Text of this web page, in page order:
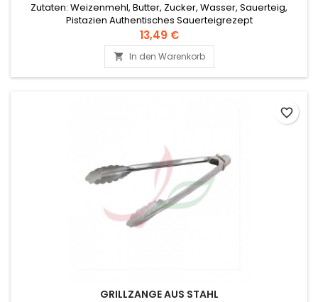
Zutaten: Weizenmehl, Butter, Zucker, Wasser, Sauerteig,
Pistazien Authentisches Sauerteigrezept
13,49 €
 In den Warenkorb
GRILLZANGE AUS STAHL
favorite_border